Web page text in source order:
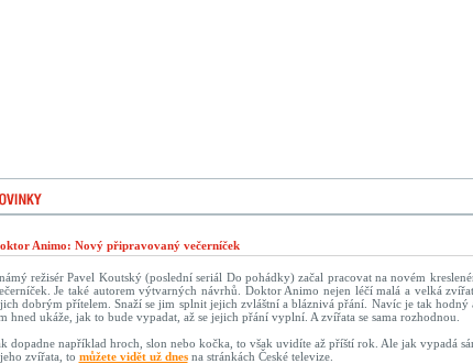
Animo: Nový připravovaný večerníček
režisér Pavel Koutský (poslední seriál Do pohádky) začal pracovat na novém
Je také autorem výtvarných návrhů. Doktor Animo nejen léčí malá a velká
dobrým přítelem. Snaží se jim splnit jejich zvláštní a bláznivá přání. Navíc je tak hodný
hned ukáže, jak to bude vypadat, až se jejich přání vyplní. A zvířata se sama rozhodnou.
dopadne například hroch, slon nebo kočka, to však uvidíte až příští rok. Ale jak vypadá
zvířata, to můžete vidět už dnesna stránkách České televize.